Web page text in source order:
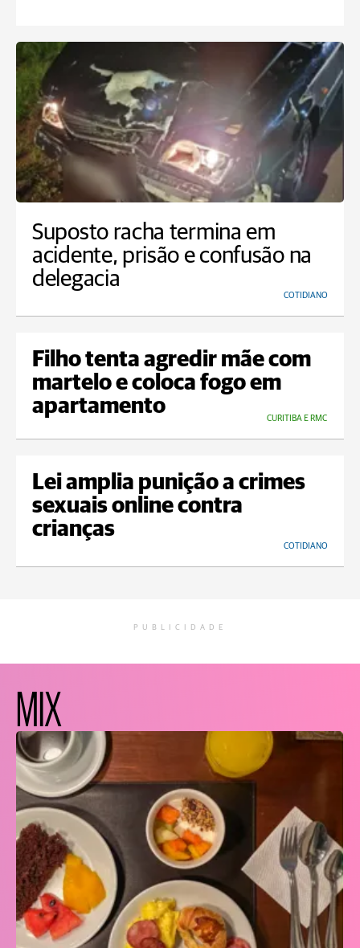
Suposto racha termina em
acidente, prisão e confusão na
delegacia
COTIDIANO
Filho tenta agredir mãe com
martelo e coloca fogo em
apartamento
CURITIBA E RMC
Lei amplia punição a crimes
sexuais online contra
crianças
COTIDIANO
PUBLICIDADE
MIX